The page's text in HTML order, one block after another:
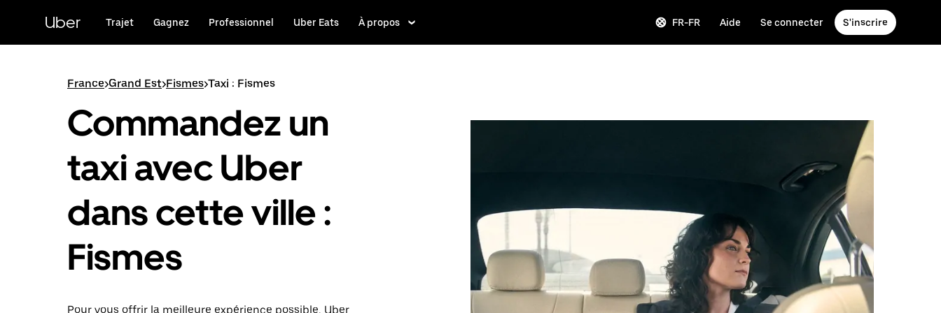
principal
Uber Trajet Gagnez Professionnel Uber Eats À propos FR-FR Aide Se connecter S'inscrire
France>Grand Est>Fismes>Taxi : Fismes
Commandez un
taxi avec Uber
dans cette ville :
Fismes
Pour vous offrir la meilleure expérience possible, Uber